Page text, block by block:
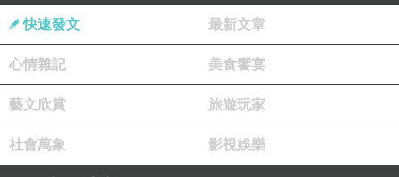
Minidesign 版權所有
cAll Rights Reserved
《試穿參考》
快速發文 最新文章
心情雜記 美食饗宴
藝文欣賞 旅遊玩家
社會萬象 影視娛樂